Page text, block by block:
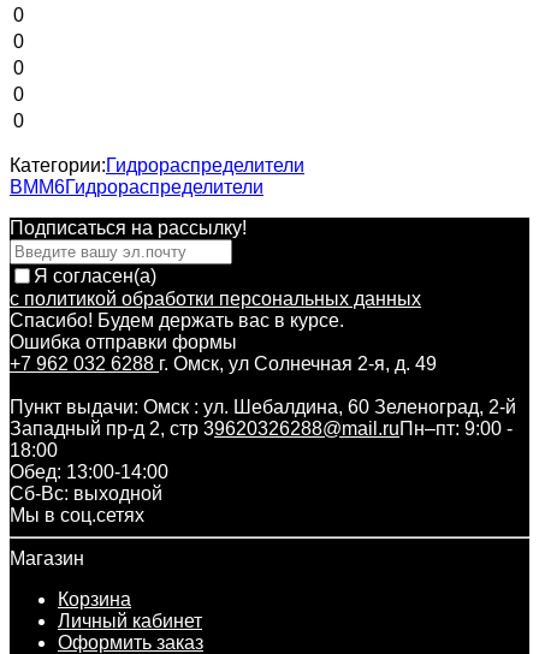
0
0
0
0
0
Категории:Гидрораспределители
ВММ6Гидрораспределители
Подписаться на рассылкy!
Я согласен(a)
с политикой обработки персональных данных
Спасибо! Будем держать вас в курсе.
Ошибка отправки формы
+7 962 032 6288 г. Омск, ул Солнечная 2-я, д. 49
Пункт выдачи: Омск : ул. Шебалдина, 60 Зеленоград, 2-й
Западный пр-д 2, стр 39620326288@mail.ruПн–пт: 9:00 -
18:00
Обед: 13:00-14:00
Cб-Вс: выходной
Мы в соц.сетях
Магазин
Корзина
Личный кабинет
Оформить заказ